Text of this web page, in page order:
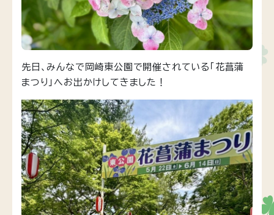
先日、みんなで岡崎東公園で開催されている「花菖蒲
まつり」へお出かけしてきました！